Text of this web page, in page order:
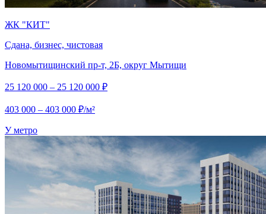
ЖК "КИТ"
Сдана, бизнес, чистовая
Новомытищинский пр-т, 2Б, округ Мытищи
25 120 000 – 25 120 000 ₽
403 000 – 403 000 ₽/м²
У метро